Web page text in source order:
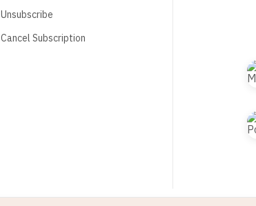
Unsubscribe
Cancel Subscription